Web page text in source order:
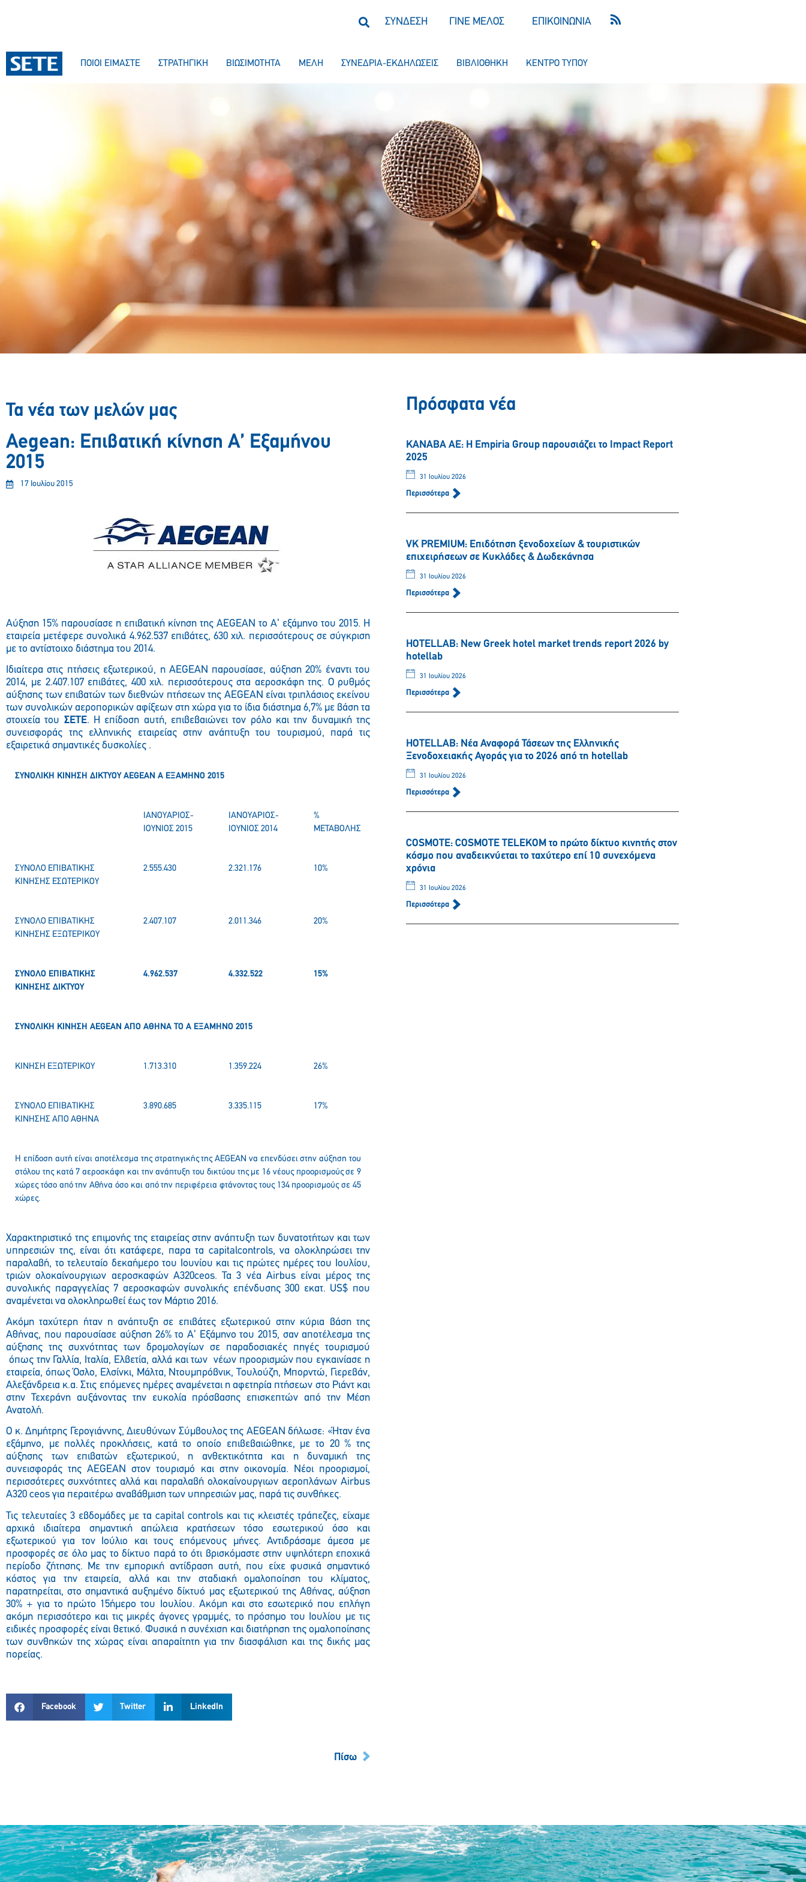
ΣΥΝΔΕΣΗ ΓΙΝΕ ΜΕΛΟΣ ΕΠΙΚΟΙΝΩΝΙΑ
ΠΟΙΟΙ ΕΙΜΑΣΤΕ ΣΤΡΑΤΗΓΙΚΗ ΒΙΩΣΙΜΟΤΗΤΑ ΜΕΛΗ ΣΥΝΕΔΡΙΑ-ΕΚΔΗΛΩΣΕΙΣ ΒΙΒΛΙΟΘΗΚΗ ΚΕΝΤΡΟ ΤΥΠΟΥ
Τα νέα των μελών μας
Aegean: Επιβατική κίνηση Α’ Εξαμήνου
2015
17 Ιουλίου 2015
Αύξηση 15% παρουσίασε η επιβατική κίνηση της AEGEAN το Α’ εξάμηνο του 2015. Η
εταιρεία μετέφερε συνολικά 4.962.537 επιβάτες, 630 χιλ. περισσότερους σε σύγκριση
με το αντίστοιχο διάστημα του 2014.
Ιδιαίτερα στις πτήσεις εξωτερικού, η AEGEAN παρουσίασε, αύξηση 20% έναντι του
2014, με 2.407.107 επιβάτες, 400 χιλ. περισσότερους στα αεροσκάφη της. Ο ρυθμός
αύξησης των επιβατών των διεθνών πτήσεων της AEGEAN είναι τριπλάσιος εκείνου
των συνολικών αεροπορικών αφίξεων στη χώρα για το ίδια διάστημα 6,7% με βάση τα
στοιχεία του ΣΕΤΕ. Η επίδοση αυτή, επιβεβαιώνει τον ρόλο και την δυναμική της
συνεισφοράς της ελληνικής εταιρείας στην ανάπτυξη του τουρισμού, παρά τις
εξαιρετικά σημαντικές δυσκολίες .
ΣΥΝΟΛΙΚΗ ΚΙΝΗΣΗ ΔΙΚΤΥΟΥ AEGEAN Α ΕΞΑΜΗΝΟ 2015
ΙΑΝΟΥΑΡΙΟΣ-
ΙΟΥΝΙΟΣ 2015
ΙΑΝΟΥΑΡΙΟΣ-
ΙΟΥΝΙΟΣ 2014
%
ΜΕΤΑΒΟΛΗΣ
ΣΥΝΟΛΟ ΕΠΙΒΑΤΙΚΗΣ
ΚΙΝΗΣΗΣ ΕΣΩΤΕΡΙΚΟΥ
2.555.430 2.321.176 10%
ΣΥΝΟΛΟ ΕΠΙΒΑΤΙΚΗΣ
ΚΙΝΗΣΗΣ ΕΞΩΤΕΡΙΚΟΥ
2.407.107 2.011.346 20%
ΣΥΝΟΛΟ ΕΠΙΒΑΤΙΚΗΣ
ΚΙΝΗΣΗΣ ΔΙΚΤΥΟΥ
4.962.537 4.332.522 15%
ΣΥΝΟΛΙΚΗ ΚΙΝΗΣΗ AEGEAN ΑΠΟ ΑΘΗΝΑ ΤΟ Α ΕΞΑΜΗΝΟ 2015
ΚΙΝΗΣΗ ΕΞΩΤΕΡΙΚΟΥ 1.713.310 1.359.224 26%
ΣΥΝΟΛΟ ΕΠΙΒΑΤΙΚΗΣ
ΚΙΝΗΣΗΣ ΑΠΟ ΑΘΗΝΑ
3.890.685 3.335.115 17%
Η επίδοση αυτή είναι αποτέλεσμα της στρατηγικής της AEGΕΑΝ να επενδύσει στην αύξηση του
στόλου της κατά 7 αεροσκάφη και την ανάπτυξη του δικτύου της με 16 νέους προορισμούς σε 9
χώρες τόσο από την Αθήνα όσο και από την περιφέρεια φτάνοντας τους 134 προορισμούς σε 45
χώρες.
Χαρακτηριστικό της επιμονής της εταιρείας στην ανάπτυξη των δυνατοτήτων και των
υπηρεσιών της, είναι ότι κατάφερε, παρα τα capitalcontrols, να ολοκληρώσει την
παραλαβή, το τελευταίο δεκαήμερο του Ιουνίου και τις πρώτες ημέρες του Ιουλίου,
τριών ολοκαίνουργιων αεροσκαφών Α320ceos. Τα 3 νέα Airbus είναι μέρος της
συνολικής παραγγελίας 7 αεροσκαφών συνολικής επένδυσης 300 εκατ. US$ που
αναμένεται να ολοκληρωθεί έως τον Μάρτιο 2016.
Ακόμη ταχύτερη ήταν η ανάπτυξη σε επιβάτες εξωτερικού στην κύρια βάση της
Αθήνας, που παρουσίασε αύξηση 26% το Α’ Εξάμηνο του 2015, σαν αποτέλεσμα της
αύξησης της συχνότητας των δρομολογίων σε παραδοσιακές πηγές τουρισμού
όπως την Γαλλία, Ιταλία, Ελβετία, αλλά και των νέων προορισμών που εγκαινίασε η
εταιρεία, όπως Όσλο, Ελσίνκι, Μάλτα, Ντουμπρόβνικ, Τουλούζη, Μπορντώ, Γιερεβάν,
Αλεξάνδρεια κ.α. Στις επόμενες ημέρες αναμένεται η αφετηρία πτήσεων στο Ριάντ και
στην Τεχεράνη αυξάνοντας την ευκολία πρόσβασης επισκεπτών από την Μέση
Ανατολή.
Ο κ. Δημήτρης Γερογιάννης, Διευθύνων Σύμβουλος της AEGEAN δήλωσε: «Ήταν ένα
εξάμηνο, με πολλές προκλήσεις, κατά το οποίο επιβεβαιώθηκε, με το 20 % της
αύξησης των επιβατών εξωτερικού, η ανθεκτικότητα και η δυναμική της
συνεισφοράς τηςAEGEANστον τουρισμό και στην οικονομία. Νέοι προορισμοί,
περισσότερες συχνότητες αλλά και παραλαβή ολοκαίνουργιων αεροπλάνων Airbus
A320 ceos για περαιτέρω αναβάθμιση των υπηρεσιών μας, παρά τις συνθήκες.
Τις τελευταίες 3 εβδομάδες με τα capital controls και τις κλειστές τράπεζες, είχαμε
αρχικά ιδιαίτερα σημαντική απώλεια κρατήσεων τόσο εσωτερικού όσο και
εξωτερικού για τον Ιούλιο και τους επόμενους μήνες. Αντιδράσαμε άμεσα με
προσφορές σε όλο μας το δίκτυο παρά το ότι βρισκόμαστε στην υψηλότερη εποχικά
περίοδο ζήτησης. Με την εμπορική αντίδραση αυτή, που είχε φυσικά σημαντικό
κόστος για την εταιρεία, αλλά και την σταδιακή ομαλοποίηση του κλίματος,
παρατηρείται, στο σημαντικά αυξημένο δίκτυό μας εξωτερικού της Αθήνας, αύξηση
30% + για το πρώτο 15ήμερο του Ιουλίου. Ακόμη και στο εσωτερικό που επλήγη
ακόμη περισσότερο και τις μικρές άγονες γραμμές, το πρόσημο του Ιουλίου με τις
ειδικές προσφορές είναι θετικό. Φυσικά η συνέχιση και διατήρηση της ομαλοποίησης
των συνθηκών της χώρας είναι απαραίτητη για την διασφάλιση και της δικής μας
πορείας.
Facebook Twitter LinkedIn
Πίσω
Πρόσφατα νέα
ΚΑΝΑΒΑ ΑΕ: Η Empiria Group παρουσιάζει το Impact Report
2025
31 Ιουλίου 2026
Περισσότερα
VK PREMIUM: Eπιδότηση ξενοδοχείων & τουριστικών
επιχειρήσεων σε Κυκλάδες & Δωδεκάνησα
31 Ιουλίου 2026
Περισσότερα
HOTELLAB: New Greek hotel market trends report 2026 by
hotellab
31 Ιουλίου 2026
Περισσότερα
HOTELLAB: Νέα Αναφορά Τάσεων της Ελληνικής
Ξενοδοχειακής Αγοράς για το 2026 από τη hotellab
31 Ιουλίου 2026
Περισσότερα
COSMOTE: COSMOTE TELEKOM το πρώτο δίκτυο κινητής στον
κόσμο που αναδεικνύεται το ταχύτερο επί 10 συνεχόμενα
χρόνια
31 Ιουλίου 2026
Περισσότερα